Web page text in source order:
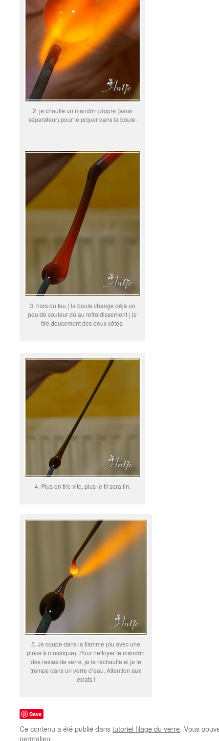
2. je chauffe un mandrin propre (sans
séparateur) pour le piquer dans la boule.
3. hors du feu ( la boule change déjà un
peu de couleur dû au refroidissement ) je
tire doucement des deux côtés.
4. Plus on tire vite, plus le fil sera fin.
5. Je coupe dans la flamme (ou avec une
pince à mosaïque). Pour nettoyer le mandrin
des restes de verre, je le réchauffe et je le
trempe dans un verre d’eau. Attention aux
éclats !
Save
Ce contenu a été publié danstutoriel filage du verre. Vous
permalien.